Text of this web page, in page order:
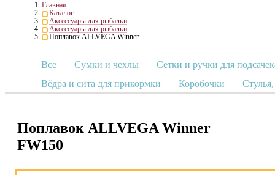
Главная
Каталог
Аксессуары для рыбалки
Аксессуары для рыбалки
Поплавок ALLVEGA Winner
Все Сумки и чехлы
Сетки и ручки для
Вёдра и сита для прикормки
Коробочки
Поплавок ALLVEGA Winner
FW150